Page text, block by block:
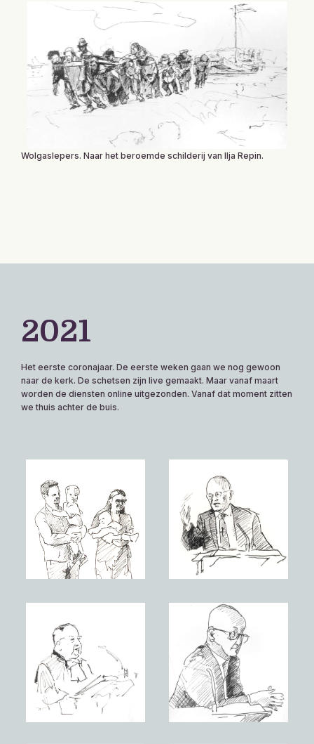
Wolgaslepers. Naar het beroemde schilderij van Ilja Repin.
2021
Het eerste coronajaar. De eerste weken gaan we nog gewoon
naar de kerk. De schetsen zijn live gemaakt. Maar vanaf maart
worden de diensten online uitgezonden. Vanaf dat moment zitten
we thuis achter de buis.